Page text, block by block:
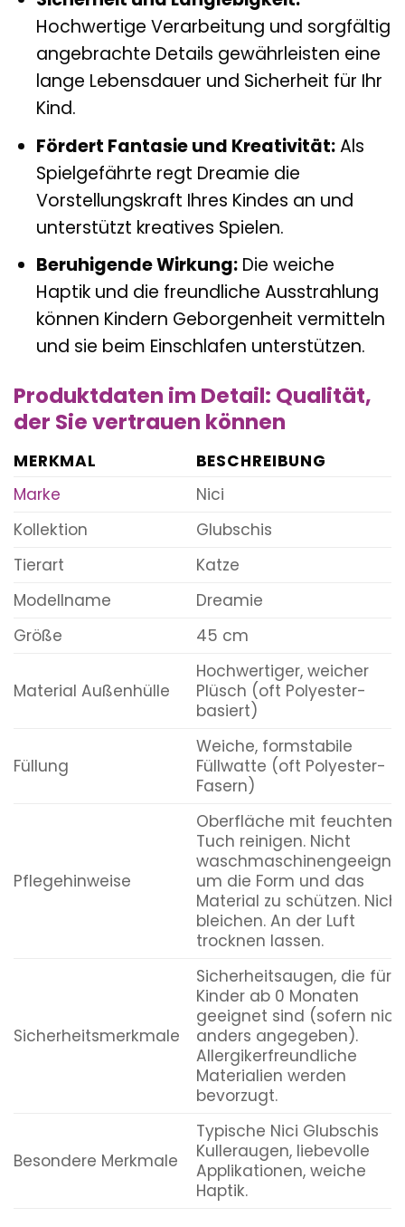
Hochwertige Verarbeitung und sorgfältig
angebrachte Details gewährleisten eine
lange Lebensdauer und Sicherheit für Ihr
Kind.
Fördert Fantasie und Kreativität:Als
Spielgefährte regt Dreamie die
Vorstellungskraft Ihres Kindes an und
unterstützt kreatives Spielen.
Beruhigende Wirkung:Die weiche
Haptik und die freundliche Ausstrahlung
können Kindern Geborgenheit vermitteln
und sie beim Einschlafen unterstützen.
Produktdaten im Detail: Qualität,
der Sie vertrauen können
MERKMAL
BESCHREIBUNG
Marke
Nici
Kollektion
Glubschis
Tierart
Katze
Modellname
Dreamie
Größe
45 cm
Material Außenhülle
Hochwertiger, weicher
Plüsch (oft Polyester-
basiert)
Füllung
Weiche, formstabile
Füllwatte (oft Polyester-
Fasern)
Pflegehinweise
Oberfläche mit feuchtem
Tuch reinigen. Nicht
um die Form und das
Material zu schützen. Nicht
bleichen. An der Luft
trocknen lassen.
Sicherheitsmerkmale
Sicherheitsaugen, die für
Kinder ab 0 Monaten
geeignet sind (sofern
anders angegeben).
Allergikerfreundliche
Materialien werden
bevorzugt.
Besondere Merkmale
Typische Nici Glubschis
Kulleraugen, liebevolle
Applikationen, weiche
Haptik.